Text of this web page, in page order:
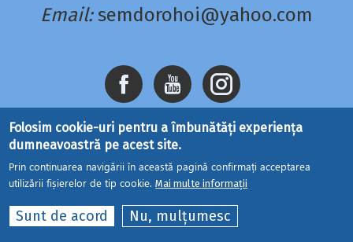
Email: semdorohoi@yahoo.com
Site dezvoltat deDOXOLOGIA MEDIA
Moldovei și Bucovinei | ©seminaruldorohoi.ro
Folosim cookie-uri pentru a îmbunătăți experiența
dumneavoastră pe acest site.
Prin continuarea navigării în această pagină confirmați acceptarea
utilizării fișierelor de tip cookie. Mai multe informații
Sunt de acord Nu, mulțumesc